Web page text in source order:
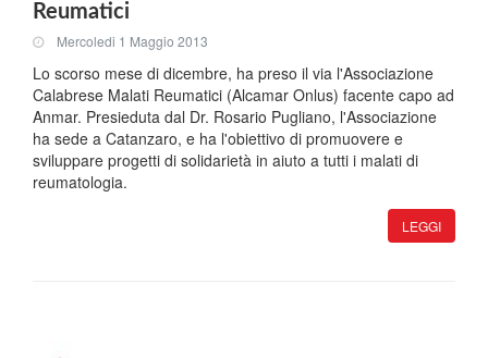
Reumatici
Mercoledi 1 Maggio 2013
Lo scorso mese di dicembre, ha preso il via l'Associazione
Calabrese Malati Reumatici (Alcamar Onlus) facente capo ad
Anmar. Presieduta dal Dr. Rosario Pugliano, l'Associazione
ha sede a Catanzaro, e ha l'obiettivo di promuovere e
sviluppare progetti di solidarietà in aiuto a tutti i malati di
reumatologia.
LEGGI